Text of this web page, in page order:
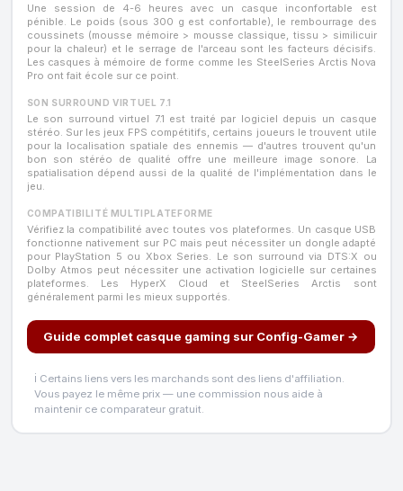
Une session de 4-6 heures avec un casque inconfortable est
pénible. Le poids (sous 300 g est confortable), le rembourrage des
coussinets (mousse mémoire > mousse classique, tissu > similicuir
pour la chaleur) et le serrage de l'arceau sont les facteurs décisifs.
Les casques à mémoire de forme comme les SteelSeries Arctis Nova
Pro ont fait école sur ce point.
SON SURROUND VIRTUEL 7.1
Le son surround virtuel 7.1 est traité par logiciel depuis un casque
stéréo. Sur les jeux FPS compétitifs, certains joueurs le trouvent utile
pour la localisation spatiale des ennemis — d'autres trouvent qu'un
bon son stéréo de qualité offre une meilleure image sonore. La
spatialisation dépend aussi de la qualité de l'implémentation dans le
jeu.
COMPATIBILITÉ MULTIPLATEFORME
Vérifiez la compatibilité avec toutes vos plateformes. Un casque USB
fonctionne nativement sur PC mais peut nécessiter un dongle adapté
pour PlayStation 5 ou Xbox Series. Le son surround via DTS:X ou
Dolby Atmos peut nécessiter une activation logicielle sur certaines
plateformes. Les HyperX Cloud et SteelSeries Arctis sont
généralement parmi les mieux supportés.
Guide complet casque gaming sur Config-Gamer →
ℹ️ Certains liens vers les marchands sont des liens d'affiliation.
Vous payez le même prix — une commission nous aide à
maintenir ce comparateur gratuit.